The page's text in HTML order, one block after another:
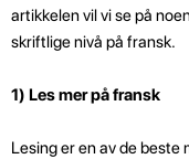
artikkelen vil vi se på
skriftlige nivå på fransk.
1) Les mer på fransk
Lesing er en av de